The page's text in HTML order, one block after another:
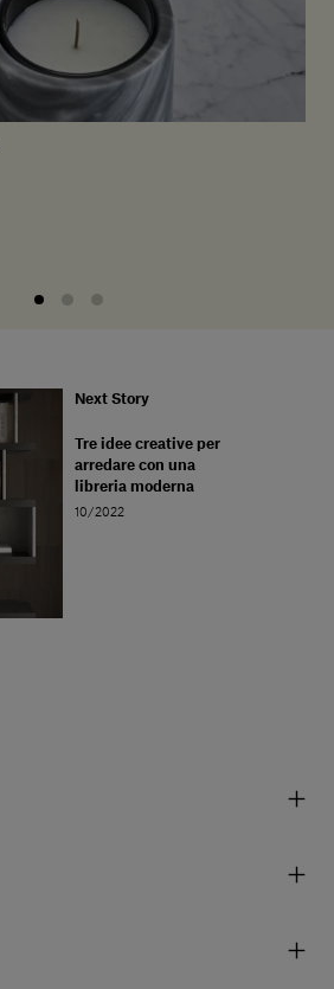
Next Story
Tre idee creative per
arredare con una
libreria moderna
10/2022